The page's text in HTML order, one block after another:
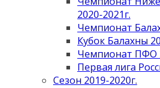
2020-2021г.
Чемпионат
Кубок Балахны
Чемпионат ПФО
Первая лига
Сезон 2019-2020г.